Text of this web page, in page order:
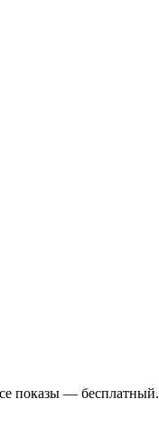
показы — бесплатный.